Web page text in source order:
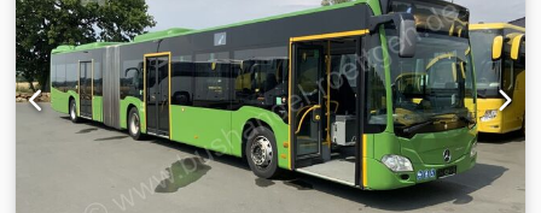
Matrix/bestemmingsinformatiesysteem - Matrixfabrikant:
Mobitec - Aantal dubbele deuren: 3 - Hef- en
verlaagsysteem - Stuurbekrachtiging - Snelheidsbegrenzer
- Zonneklep - Elektrisch verstelbare buitenspiegels -
Dakluiken - - Audio, communicatie, elektronica: - - Radio -
CD - - Overig: - - Dubbele banden Afmetingen voertuig:
Lengte 18,12 m; Breedte 2,55 m; Hoogte 3,35 m Banden:
Vooras ca. 50%; Middenas ca. 40%; Achteras ca. 40% - -